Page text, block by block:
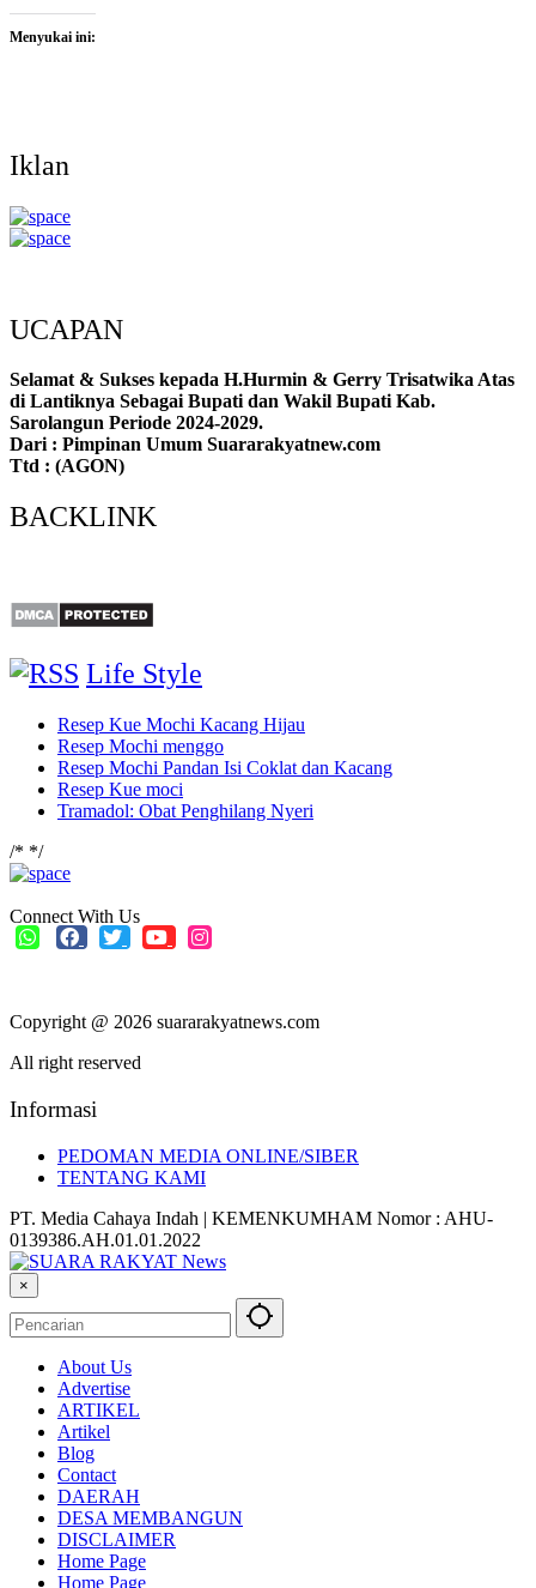
Menyukai ini:
Iklan
UCAPAN
Selamat & Sukses kepada H.Hurmin & Gerry Trisatwika Atas
di Lantiknya Sebagai Bupati dan Wakil Bupati Kab.
Sarolangun Periode 2024-2029.
Dari : Pimpinan Umum Suararakyatnew.com
Ttd : (AGON)
BACKLINK
Life Style
Resep Kue Mochi Kacang Hijau
Resep Mochi menggo
Resep Mochi Pandan Isi Coklat dan Kacang
Resep Kue moci
Tramadol: Obat Penghilang Nyeri
/* */
Connect With Us
Copyright @ 2026 suararakyatnews.com
All right reserved
Informasi
PEDOMAN MEDIA ONLINE/SIBER
TENTANG KAMI
PT. Media Cahaya Indah | KEMENKUMHAM Nomor : AHU-
0139386.AH.01.01.2022
×
About Us
Advertise
ARTIKEL
Artikel
Blog
Contact
DAERAH
DESA MEMBANGUN
DISCLAIMER
Home Page
Home Page